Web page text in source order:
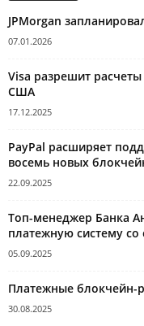
JPMorgan
07.01.2026
Visa разрешит расчеты
США
17.12.2025
PayPal расширяет
восемь новых
22.09.2025
Топ-менеджер Банка
платежную систему
05.09.2025
Платежные блокчейн-
30.08.2025